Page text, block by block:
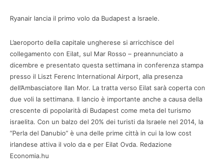
Ryanair lancia il primo volo da Budapest a Israele.
L’aeroporto della capitale ungherese si arricchisce del
collegamento con Eilat, sul Mar Rosso – preannunciato a
dicembre e presentato questa settimana in conferenza stampa
presso il Liszt Ferenc International Airport, alla presenza
dell’Ambasciatore Ilan Mor. La tratta verso Eilat sarà coperta con
due voli la settimana. Il lancio è importante anche a causa della
crescente di popolarità di Budapest come meta del turismo
israelita. Con un balzo del 20% dei turisti da Israele nel 2014, la
“Perla del Danubio” è una delle prime città in cui la low cost
irlandese attiva il volo da e per Eilat Ovda. Redazione
Economia.hu